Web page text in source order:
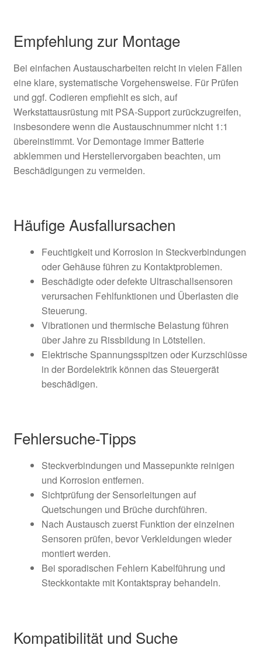
Empfehlung zur Montage
Bei einfachen Austauscharbeiten reicht in vielen Fällen
eine klare, systematische Vorgehensweise. Für Prüfen
und ggf. Codieren empfiehlt es sich, auf
Werkstattausrüstung mit PSA-Support zurückzugreifen,
insbesondere wenn die Austauschnummer nicht 1:1
übereinstimmt. Vor Demontage immer Batterie
abklemmen und Herstellervorgaben beachten, um
Beschädigungen zu vermeiden.
Häufige Ausfallursachen
Feuchtigkeit und Korrosion in Steckverbindungen
oder Gehäuse führen zu Kontaktproblemen.
Beschädigte oder defekte Ultraschallsensoren
verursachen Fehlfunktionen und Überlasten die
Steuerung.
Vibrationen und thermische Belastung führen
über Jahre zu Rissbildung in Lötstellen.
Elektrische Spannungsspitzen oder Kurzschlüsse
in der Bordelektrik können das Steuergerät
beschädigen.
Fehlersuche-Tipps
Steckverbindungen und Massepunkte reinigen
und Korrosion entfernen.
Sichtprüfung der Sensorleitungen auf
Quetschungen und Brüche durchführen.
Nach Austausch zuerst Funktion der einzelnen
Sensoren prüfen, bevor Verkleidungen wieder
montiert werden.
Bei sporadischen Fehlern Kabelführung und
Steckkontakte mit Kontaktspray behandeln.
Kompatibilität und Suche